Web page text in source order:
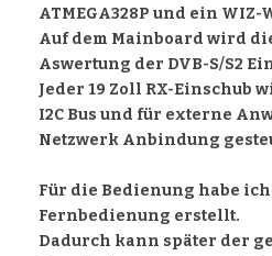
ATMEGA328P und ein WIZ-
Auf dem Mainboard wird
Aswertung der DVB-S/S2
Jeder 19 Zoll RX-Einschub
I2C Bus und für externe
Netzwerk Anbindung
Für die Bedienung habe
Fernbedienung erstellt.
Dadurch kann später der